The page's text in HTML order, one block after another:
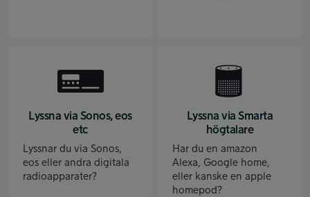
Lyssna via Sonos, eos
etc
Lyssnar du via Sonos,
eos eller andra digitala
radioapparater?
Lyssna via Smarta
högtalare
Har du en amazon
Alexa, Google home,
eller kanske en apple
homepod?